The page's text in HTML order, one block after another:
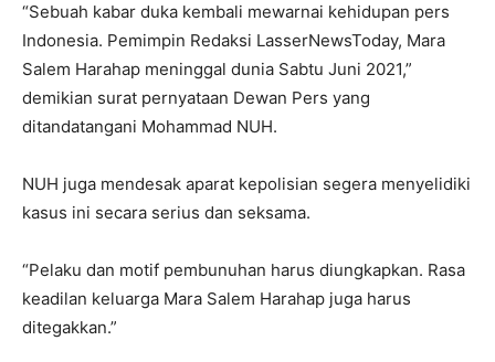
“Sebuah kabar duka kembali mewarnai kehidupan pers
Indonesia. Pemimpin Redaksi LasserNewsToday, Mara
Salem Harahap meninggal dunia Sabtu Juni 2021,”
demikian surat pernyataan Dewan Pers yang
ditandatangani Mohammad NUH.
NUH juga mendesak aparat kepolisian segera menyelidiki
kasus ini secara serius dan seksama.
“Pelaku dan motif pembunuhan harus diungkapkan. Rasa
keadilan keluarga Mara Salem Harahap juga harus
ditegakkan.”